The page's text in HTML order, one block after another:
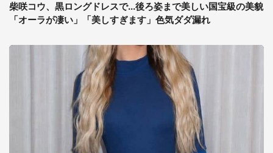
柴咲コウ、黒ロングドレスで...後ろ姿まで美しい国宝級の美貌
「オーラが凄い」「美しすぎます」色気ダダ漏れ